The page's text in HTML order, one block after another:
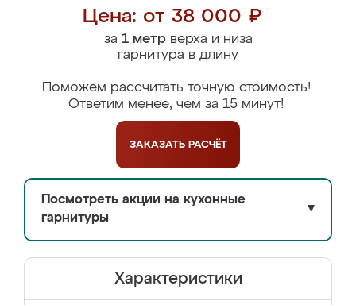
Цена: от 38 000 ₽
за 1 метрверха и низа
гарнитура в длину
Поможем рассчитать точную стоимость!
Ответим менее, чем за 15 минут!
ЗАКАЗАТЬ РАСЧЁТ
Посмотреть акции на кухонные
гарнитуры
▼
Характеристики